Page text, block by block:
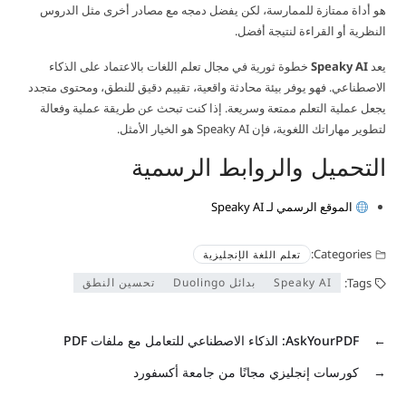
هو أداة ممتازة للممارسة، لكن يفضل دمجه مع مصادر أخرى مثل الدروس
النظرية أو القراءة لنتيجة أفضل.
يعدSpeaky AIخطوة ثورية في مجال تعلم اللغات بالاعتماد على الذكاء
الاصطناعي. فهو يوفر بيئة محادثة واقعية، تقييم دقيق للنطق، ومحتوى متجدد
يجعل عملية التعلم ممتعة وسريعة. إذا كنت تبحث عن طريقة عملية وفعالة
لتطوير مهاراتك اللغوية، فإن Speaky AI هو الخيار الأمثل.
التحميل والروابط الرسمية
الموقع الرسمي لـ Speaky AI
Categories: تعلم اللغة الإنجليزية
Tags:
Speaky AI بدائل Duolingo تحسين النطق
←
AskYourPDF: الذكاء الاصطناعي للتعامل مع ملفات PDF
→
كورسات إنجليزي مجانًا من جامعة أكسفورد